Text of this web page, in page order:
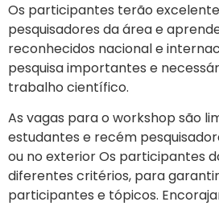
Os participantes terão
pesquisadores da área e
reconhecidos nacional e
pesquisa importantes e
trabalho científico.
As vagas para o workshop são
estudantes e recém
ou no exterior Os participantes
diferentes critérios, para
participantes e tópicos.